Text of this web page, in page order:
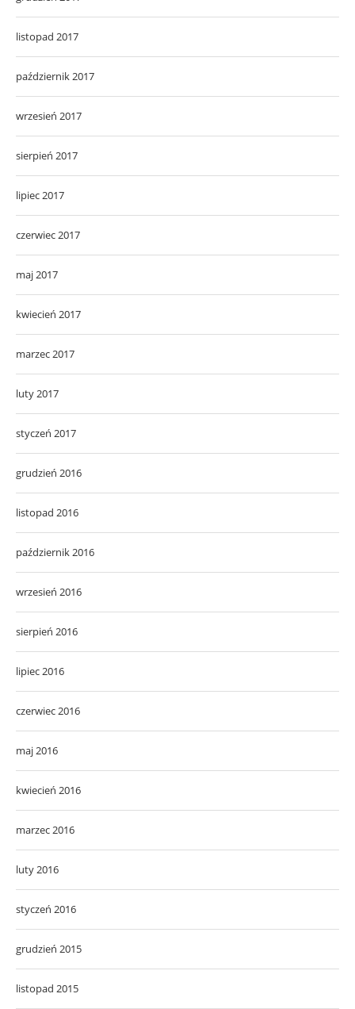
listopad 2017
październik 2017
wrzesień 2017
sierpień 2017
lipiec 2017
czerwiec 2017
maj 2017
kwiecień 2017
marzec 2017
luty 2017
styczeń 2017
grudzień 2016
listopad 2016
październik 2016
wrzesień 2016
sierpień 2016
lipiec 2016
czerwiec 2016
maj 2016
kwiecień 2016
marzec 2016
luty 2016
styczeń 2016
grudzień 2015
listopad 2015